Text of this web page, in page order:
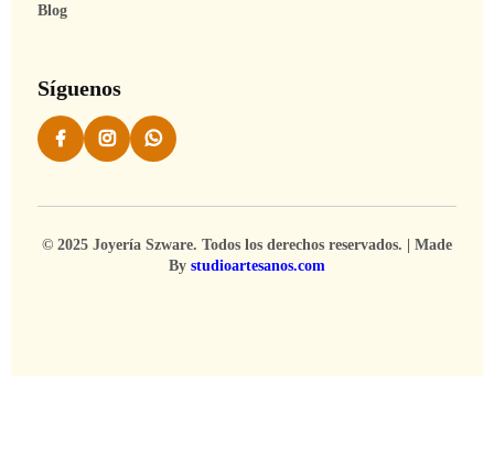
Blog
Síguenos
© 2025 Joyería Szware. Todos los derechos reservados. | Made
By studioartesanos.com